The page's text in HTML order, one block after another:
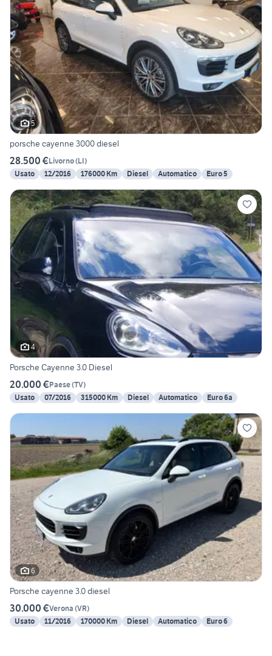
5
porsche cayenne 3000 diesel
28.500 €Livorno(LI)
Usato
12/2016 176000 Km Diesel Automatico Euro 5
4
Porsche Cayenne 3.0 Diesel
20.000 €Paese(TV)
Usato
07/2016 315000 Km Diesel Automatico Euro 6a
6
Porsche cayenne 3.0 diesel
30.000 €Verona (VR)
Usato
11/2016 170000 Km Diesel Automatico Euro 6